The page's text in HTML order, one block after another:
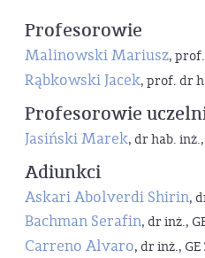
Profesorowie
Malinowski Mariusz,
Rąbkowski Jacek, prof. dr
Profesorowie
Jasiński Marek, dr hab.
Adiunkci
Askari Abolverdi Shirin,
Bachman Serafin, dr inż.,
Carreno Alvaro, dr inż.,